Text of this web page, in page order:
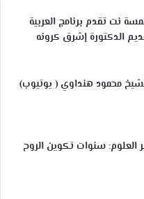
نت تقدم برنامج العربية
الدكتورة إشرق كرونه
محمود هنداوي ( يوتيوب)
العلوم: سنوات تكوين الروح